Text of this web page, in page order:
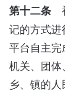
第十二条
记的方式
平台自主
机关、团
乡、镇的